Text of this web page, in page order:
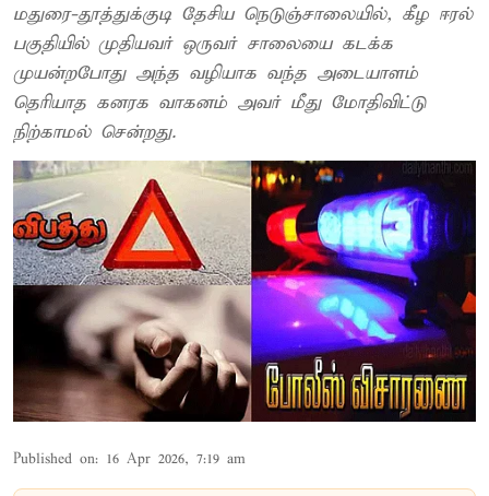
மதுரை-தூத்துக்குடி தேசிய நெடுஞ்சாலையில், கீழ ஈரல்
பகுதியில் முதியவர் ஒருவர் சாலையை கடக்க
முயன்றபோது அந்த வழியாக வந்த அடையாளம்
தெரியாத கனரக வாகனம் அவர் மீது மோதிவிட்டு
நிற்காமல் சென்றது.
Published on: 16 Apr 2026, 7:19 am